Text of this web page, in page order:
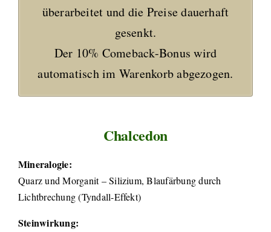
überarbeitet und die Preise dauerhaft
gesenkt.
Der 10% Comeback-Bonus wird
automatisch im Warenkorb abgezogen.
Chalcedon
Mineralogie:
Quarz und Morganit – Silizium, Blaufärbung durch
Lichtbrechung (Tyndall-Effekt)
Steinwirkung: